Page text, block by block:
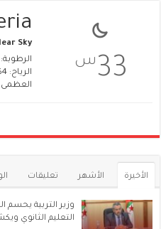
33 س
Sky
الرطوبة: 10%
الرياح: 4كيلومتر/ساعة ق.ش.ق‎
العظمى 33 • الصغرى 33
الأخيرة الأشهر تعليقات
وزير التربية
التعليم الثانوي